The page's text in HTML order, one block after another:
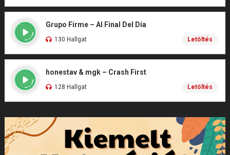
Grupo Firme – Al Final Del Día
130 Hallgat Letöltés
honestav & mgk – Crash First
128 Hallgat Letöltés